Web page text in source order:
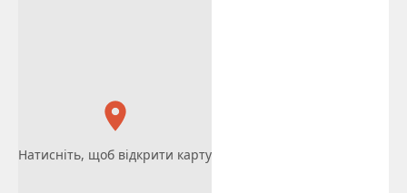
Натисніть, щоб відкрити карту